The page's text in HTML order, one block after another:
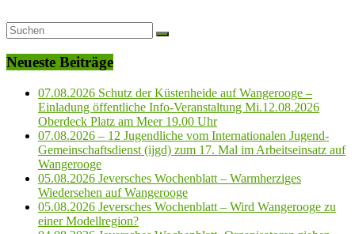
Neueste Beiträge
07.08.2026 Schutz der Küstenheide auf Wangerooge –
Einladung öffentliche Info-Veranstaltung Mi.12.08.2026
Oberdeck Platz am Meer 19.00 Uhr
07.08.2026 – 12 Jugendliche vom Internationalen Jugend-
Gemeinschaftsdienst (ijgd) zum 17. Mal im Arbeitseinsatz auf
Wangerooge
05.08.2026 Jeversches Wochenblatt – Warmherziges
Wiedersehen auf Wangerooge
05.08.2026 Jeversches Wochenblatt – Wird Wangerooge zu
einer Modellregion?